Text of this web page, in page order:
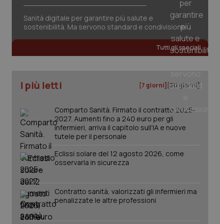
Sanità digitale per garantire più salute e
sostenibilità. Ma servono standard e condivisione
Tutti gli speciali
I più letti [7 giorni] [30 giorni]
Comparto Sanità. Firmato il contratto 2025-
2027. Aumenti fino a 240 euro per gli
infermieri, arriva il capitolo sull'IA e nuove
tutele per il personale
Eclissi solare del 12 agosto 2026, come
osservarla in sicurezza
Contratto sanità, valorizzati gli infermieri ma
penalizzate le altre professioni
_ga
Google LLC
.quotidianosanita.it
1